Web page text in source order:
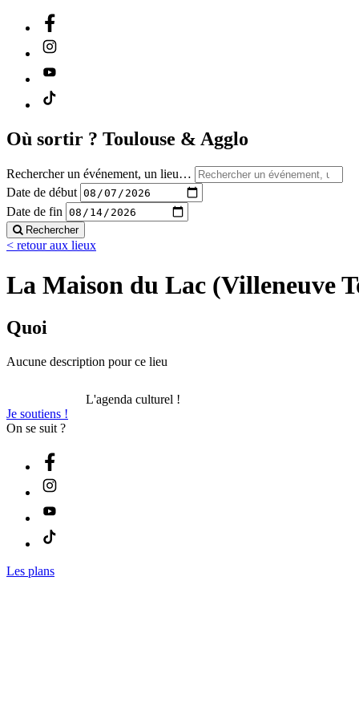
Où sortir ? Toulouse & Agglo
Rechercher un événement, un lieu…
Date de début
Date de fin
Rechercher
< retour aux lieux
La Maison du Lac (Villeneuve
Quoi
Aucune description pour ce lieu
L'agenda culturel !
Je soutiens !
On se suit ?
Les plans